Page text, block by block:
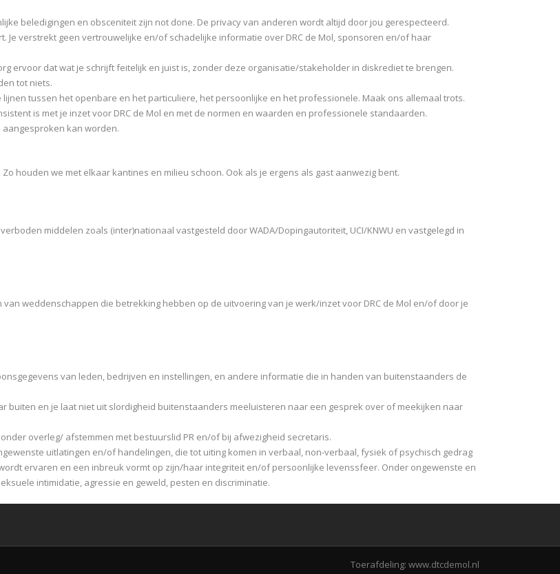
beledigingen en obsceniteit zijn not done. De privacy van anderen wordt altijd door jou gerespecteerd.
Je verstrekt geen vertrouwelijke en/of schadelijke informatie over DRC de Mol, sponsoren en/of haar
ervoor dat wat je schrijft feitelijk en juist is, zonder deze organisatie/stakeholder in diskrediet te brengen.
tot niets.
tussen het openbare en het particuliere, het persoonlijke en het professionele. Maak ons allemaal trots.
is met je inzet voor DRC de Mol en met de normen en waarden en professionele standaarden.
kan worden.
houden we met elkaar kantines en milieu schoon. Ook als je ergens als gast aanwezig bent.
middelen zoals (inter)nationaal vastgesteld door WADA/Dopingautoriteit, UCI/KNWU en vastgelegd in
weddenschappen die betrekking hebben op de uitvoering van je werk/inzet voor DRC de Mol en/of door je
van leden, bedrijven en instellingen, en andere informatie die in handen van buitenstaanders de
buiten en je laat niet uit slordigheid buitenstaanders meeluisteren naar een gesprek over of meekijken naar
overleg/ afstemmen met bestuurslid PR en/of bij afwezigheid secretaris.
uitlatingen en/of handelingen, die tot uiting komen in verbaal, non-verbaal, fysiek of psychisch gedrag
ervaren en een inbreuk vormt op zijn/haar integriteit en/of persoonlijke levenssfeer. Onder ongewenste en
intimidatie, agressie en geweld, pesten en discriminatie.
Toerafdeling: www.dtcdemol.nl